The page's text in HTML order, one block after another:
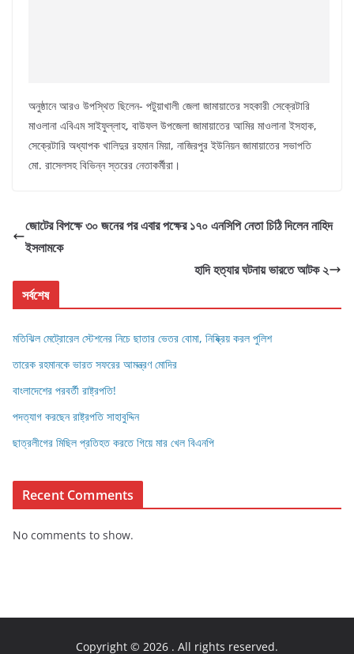
অনুষ্ঠানে আরও উপস্থিত ছিলেন- পটুয়াখালী জেলা জামায়াতের সহকারী সেক্রেটারি
মাওলানা এবিএম সাইফুল্লাহ, বাউফল উপজেলা জামায়াতের আমির মাওলানা ইসহাক,
সেক্রেটারি অধ্যাপক খালিদুর রহমান মিয়া, নাজিরপুর ইউনিয়ন জামায়াতের সভাপতি
মো. রাসেলসহ বিভিন্ন স্তরের নেতাকর্মীরা।
জোটের বিপক্ষে ৩০ জনের পর এবার পক্ষের ১৭০ এনসিপি নেতা চিঠি দিলেন নাহিদ
ইসলামকে
হাদি হত্যার ঘটনায় ভারতে আটক ২
সর্বশেষ
মতিঝিল মেট্রোরেল স্টেশনের নিচে ছাতার ভেতর বোমা, নিষ্ক্রিয় করল পুলিশ
তারেক রহমানকে ভারত সফরের আমন্ত্রণ মোদির
বাংলাদেশের পরবর্তী রাষ্ট্রপতি!
পদত্যাগ করছেন রাষ্ট্রপতি সাহাবুদ্দিন
ছাত্রলীগের মিছিল প্রতিহত করতে গিয়ে মার খেল বিএনপি
Recent Comments
No comments to show.
Copyright © 2026 . All rights reserved.